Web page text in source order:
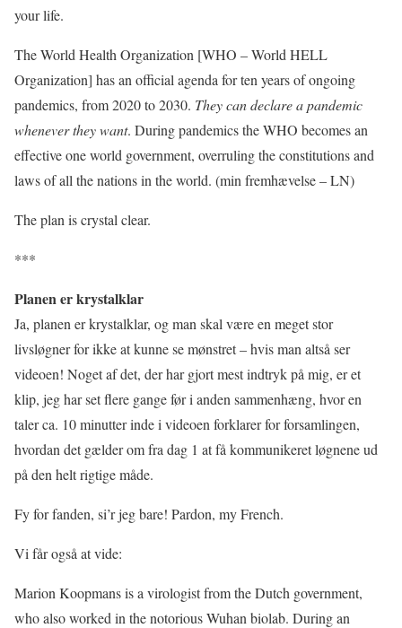
your life.
The World Health Organization [WHO – World HELL
Organization] has an official agenda for ten years of ongoing
pandemics, from 2020 to 2030. They can declare a pandemic
whenever they want. During pandemics the WHO becomes an
effective one world government, overruling the constitutions and
laws of all the nations in the world. (min fremhævelse – LN)
The plan is crystal clear.
***
Planen er krystalklar
Ja, planen er krystalklar, og man skal være en meget stor
livsløgner for ikke at kunne se mønstret – hvis man altså ser
videoen! Noget af det, der har gjort mest indtryk på mig, er et
klip, jeg har set flere gange før i anden sammenhæng, hvor en
taler ca. 10 minutter inde i videoen forklarer for forsamlingen,
hvordan det gælder om fra dag 1 at få kommunikeret løgnene ud
på den helt rigtige måde.
Fy for fanden, si’r jeg bare! Pardon, my French.
Vi får også at vide:
Marion Koopmans is a virologist from the Dutch government,
who also worked in the notorious Wuhan biolab. During an